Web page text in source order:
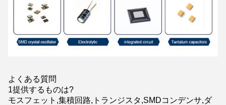
よくある質問
1提供するものは?
モスフェット,集積回路,トランジスタ,SMDコンデンサ,ダ